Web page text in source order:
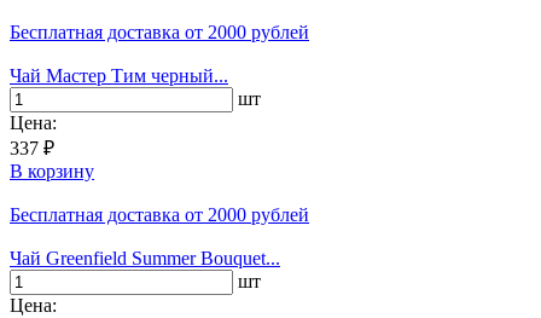
Бесплатная доставка от 2000 рублей
Чай Мастер Тим черный...
шт
Цена:
337 ₽
В корзину
Бесплатная доставка от 2000 рублей
Чай Greenfield Summer Bouquet...
шт
Цена: